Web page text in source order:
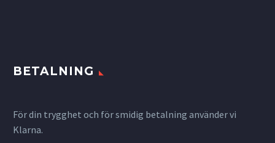
BETALNING
För din trygghet och för smidig betalning använder vi
Klarna.